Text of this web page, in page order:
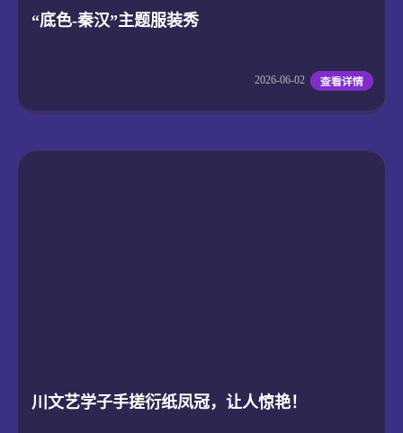
“底色-秦汉”主题服装秀
2026-06-02
川文艺学子手搓衍纸凤冠，让人惊艳！